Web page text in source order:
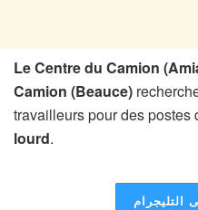
Le Centre du Camion
Camion (Beauce)
travailleurs pour des postes
lourd.
التليجرام